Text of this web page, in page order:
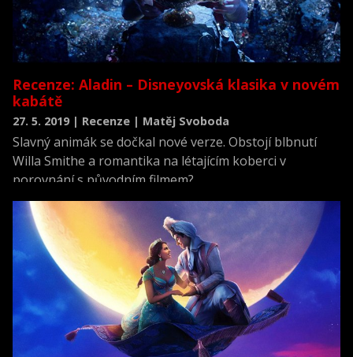
Recenze: Aladin – Disneyovská klasika v novém
kabátě
27. 5. 2019 | Recenze | Matěj Svoboda
Slavný animák se dočkal nové verze. Obstojí blbnutí
Willa Smithe a romantika na létajícím koberci v
porovnání s původním filmem?